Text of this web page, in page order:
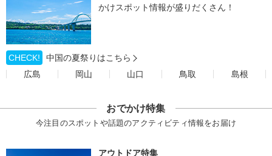
かけスポット情報が盛りだくさん！
CHECK!
中国の夏祭りはこちら
広島
岡山 山口 鳥取 島根
おでかけ特集
今注目のスポットや話題のアクティビティ情報をお届け
アウトドア特集